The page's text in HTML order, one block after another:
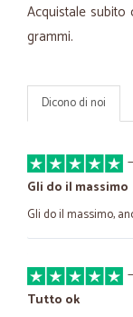
Acquistale
grammi.
Dicono di noi
—
Gli do il massimo
Gli do il massimo,
—
Tutto ok